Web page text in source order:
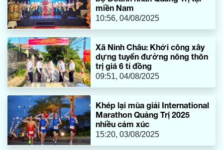
miền Nam
10:56, 04/08/2025
Xã Ninh Châu: Khởi công xây
dựng tuyến đường nông thôn
trị giá 6 tỉ đồng
09:51, 04/08/2025
Khép lại mùa giải International
Marathon Quảng Trị 2025
nhiều cảm xúc
15:20, 03/08/2025